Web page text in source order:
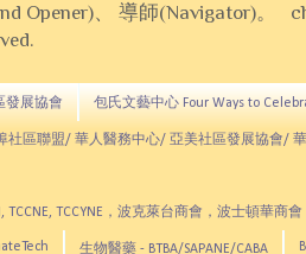
Opener)、 導師(Navigator)。
發展協會 包氏文藝中心 Four Ways to
區聯盟/ 華人醫務中心/ 亞美社區發展協會/
TCCNE, TCCYNE，波克萊台商會，波士頓華商
生物醫藥 - BTBA/SAPANE/CABA